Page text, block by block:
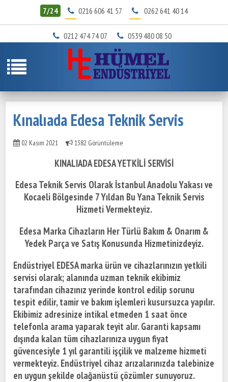
7/24 0216 606 41 57 0262 641 40 14
0212 474 74 07 0539 480 08 50
Kınalıada Edesa Teknik Servis
02 Kasım 2021 1382 Görüntüleme
KINALIADA EDESA YETKİLİ SERVİSİ
Edesa Teknik Servis Olarak İstanbul Anadolu Yakası ve
Kocaeli Bölgesinde 7 Yıldan Bu Yana Teknik Servis
Hizmeti Vermekteyiz.
Edesa Marka Cihazların Her Türlü Bakım & Onarım &
Yedek Parça ve Satış Konusunda Hizmetinizdeyiz.
Endüstriyel EDESA marka ürün ve cihazlarınızın yetkili
servisi olarak; alanında uzman teknik ekibimiz
tarafından cihazınız yerinde kontrol edilip sorunu
tespit edilir, tamir ve bakım işlemleri kusursuzca yapılır.
Ekibimiz adresinize intikal etmeden 1 saat önce
telefonla arama yaparak teyit alır. Garanti kapsamı
dışında kalan tüm cihazlarınıza uygun fiyat
güvencesiyle 1 yıl garantili işçilik ve malzeme hizmeti
vermekteyiz. Endüstriyel cihaz arızalarınızda talebinize
en uygun şekilde olağanüstü çözümler sunuyoruz.